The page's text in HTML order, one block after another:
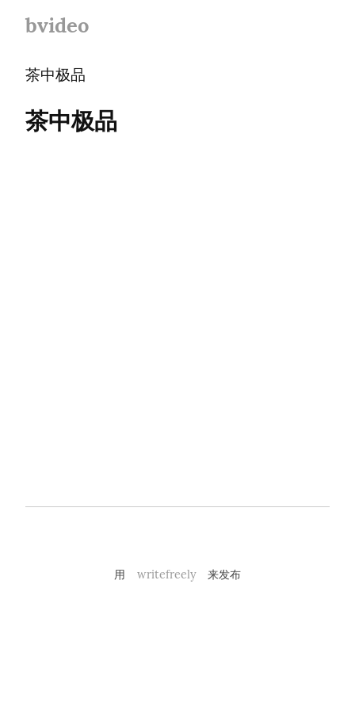
bvideo
茶中极品
茶中极品
用 writefreely 来发布